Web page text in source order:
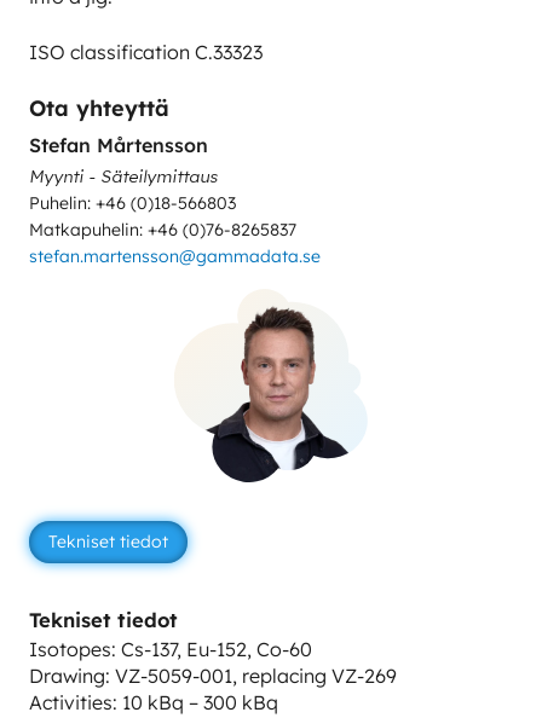
ISO classification C.33323
Ota yhteyttä
Stefan Mårtensson
Myynti - Säteilymittaus
Puhelin: +46 (0)18-566803
Matkapuhelin: +46 (0)76-8265837
stefan.martensson@gammadata.se
Tekniset tiedot
Tekniset tiedot
Isotopes: Cs-137, Eu-152, Co-60
Drawing: VZ-5059-001, replacing VZ-269
Activities: 10 kBq – 300 kBq